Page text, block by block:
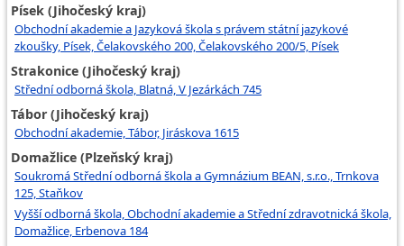
Písek (Jihočeský kraj)
Obchodní akademie a Jazyková škola s právem státní jazykové
zkoušky, Písek, Čelakovského 200, Čelakovského 200/5, Písek
Strakonice (Jihočeský kraj)
Střední odborná škola, Blatná, V Jezárkách 745
Tábor (Jihočeský kraj)
Obchodní akademie, Tábor, Jiráskova 1615
Domažlice (Plzeňský kraj)
Soukromá Střední odborná škola a Gymnázium BEAN, s.r.o., Trnkova
125, Staňkov
Vyšší odborná škola, Obchodní akademie a Střední zdravotnická škola,
Domažlice, Erbenova 184